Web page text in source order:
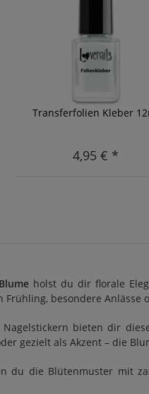
Transferfolien Kleber
4,95 € *
Blume holst du dir florale
Frühling, besondere
Nagelstickern bieten dir
gezielt als Akzent – die
du die Blütenmuster mit